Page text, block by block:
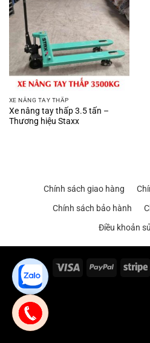
XE NÂNG TAY THẤP
Xe nâng tay thấp 3.5 tấn –
Thương hiệu Staxx
Chính sách giao hàng
Chính sách bảo hành
Điều khoản
Visa PayPal